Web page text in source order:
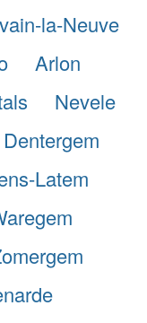
la-Neuve
Arlon
Nevele
Dentergem
Latem